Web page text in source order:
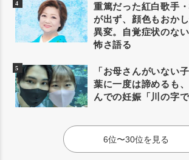
重篤だった紅白歌手
が出ず、顔色もおか
異変。自覚症状のな
怖さ語る
「お母さんがいない
葉に一度は諦めるも
んでの妊娠「川の字
6位〜30位を見る